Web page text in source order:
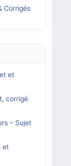
Corrigés
et
corrigé
– Sujet
et